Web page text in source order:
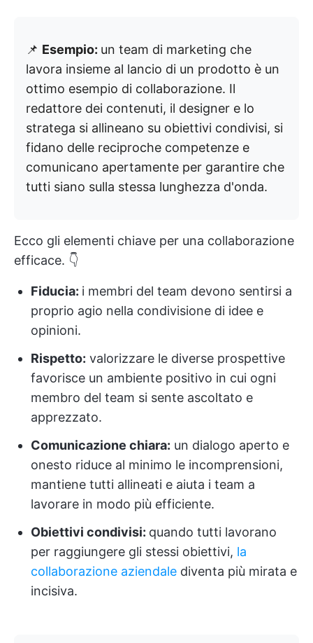
📌 Esempio: un team di marketing che
lavora insieme al lancio di un prodotto è un
ottimo esempio di collaborazione. Il
redattore dei contenuti, il designer e lo
stratega si allineano su obiettivi condivisi, si
fidano delle reciproche competenze e
comunicano apertamente per garantire che
tutti siano sulla stessa lunghezza d'onda.
Ecco gli elementi chiave per una collaborazione
efficace. 👇
Fiducia: i membri del team devono sentirsi a
proprio agio nella condivisione di idee e
opinioni.
Rispetto: valorizzare le diverse prospettive
favorisce un ambiente positivo in cui ogni
membro del team si sente ascoltato e
apprezzato.
Comunicazione chiara: un dialogo aperto e
onesto riduce al minimo le incomprensioni,
mantiene tutti allineati e aiuta i team a
lavorare in modo più efficiente.
Obiettivi condivisi: quando tutti lavorano
per raggiungere gli stessi obiettivi, la
collaborazione aziendale diventa più mirata e
incisiva.